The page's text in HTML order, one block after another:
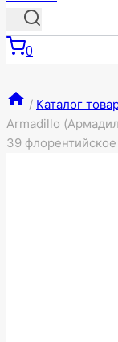
0
/ Каталог
Armadillo
39 флорентийское